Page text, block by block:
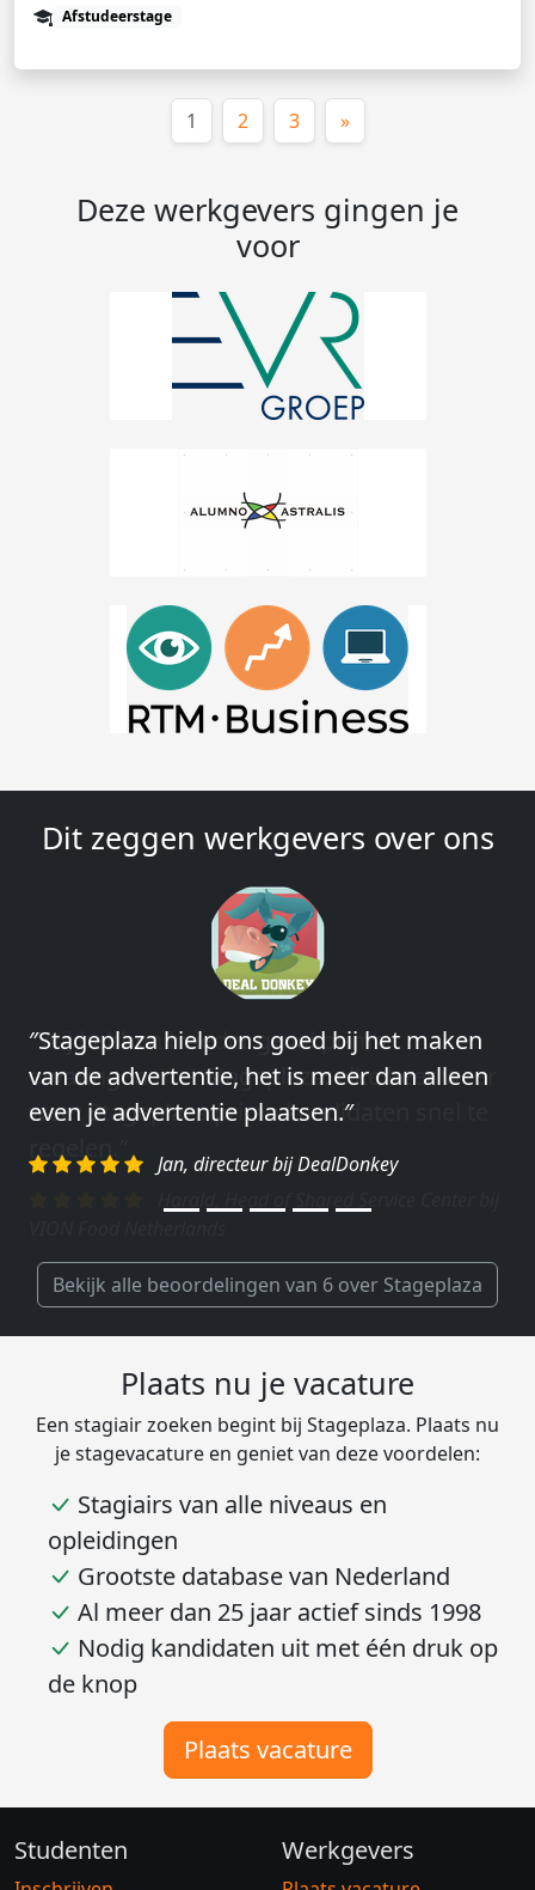
Afstudeerstage
1 (huidige)
2 3 »
Deze werkgevers gingen je
voor
Dit zeggen werkgevers over ons
″Wij hebben in ieder geval prima
ervaringen met Stageplaza: elke keer weer
weet Stageplaza prima kandidaten snel te
regelen.″
Bekijk alle beoordelingen van 6 over Stageplaza
Plaats nu je vacature
Een stagiair zoeken begint bij Stageplaza. Plaats nu
je stagevacature en geniet van deze voordelen:
Stagiairs van alle niveaus en
opleidingen
Grootste database van Nederland
Al meer dan 25 jaar actief sinds 1998
Nodig kandidaten uit met één druk op
de knop
Plaats vacature
Studenten Werkgevers